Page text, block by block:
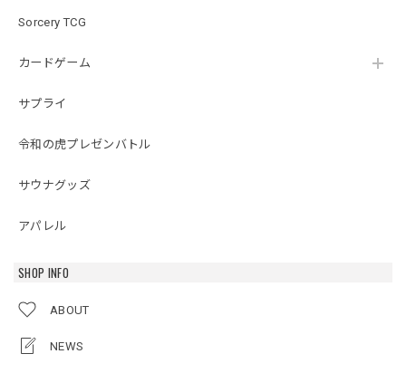
Sorcery TCG
カードゲーム
サプライ
令和の虎プレゼンバトル
サウナグッズ
アパレル
SHOP INFO
ABOUT
NEWS